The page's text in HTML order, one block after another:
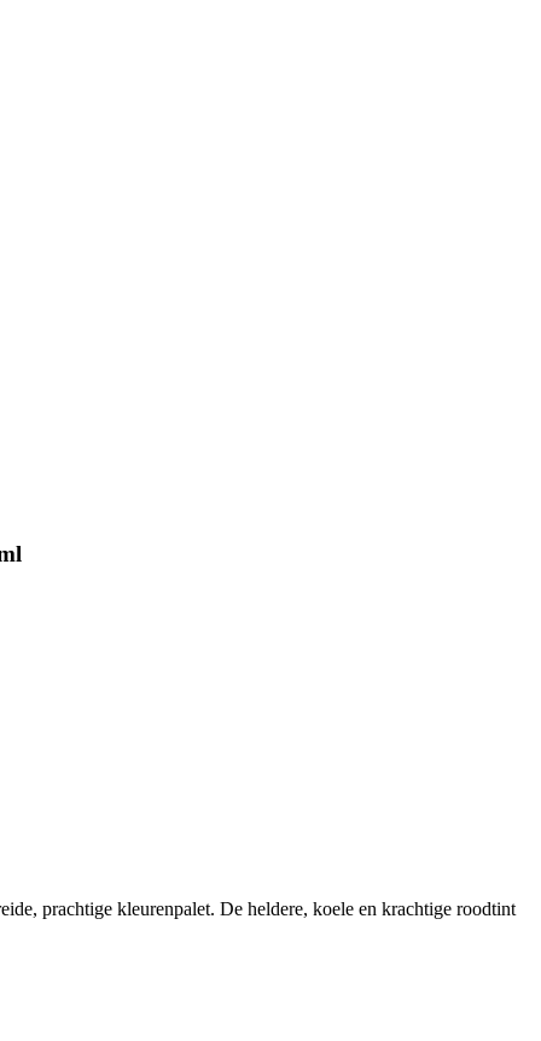
prachtige kleurenpalet. De heldere, koele en krachtige roodtint